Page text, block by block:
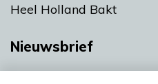
Heel Holland Bakt
Nieuwsbrief